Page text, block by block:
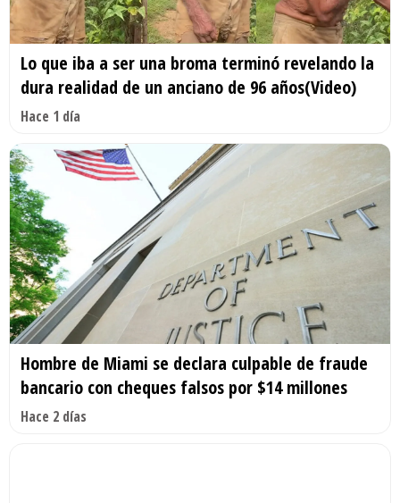
Lo que iba a ser una broma terminó revelando la
dura realidad de un anciano de 96 años(Video)
Hace 1 día
Hombre de Miami se declara culpable de fraude
bancario con cheques falsos por $14 millones
Hace 2 días